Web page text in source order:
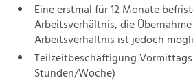
Eine erstmal für 12 Monate
Arbeitsverhältnis, die
Arbeitsverhältnis ist jedoch
Teilzeitbeschäftigung
Stunden/Woche)